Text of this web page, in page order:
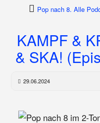
Pop nach 8. Alle
KAMPF &
& SKA!
29.06.2024